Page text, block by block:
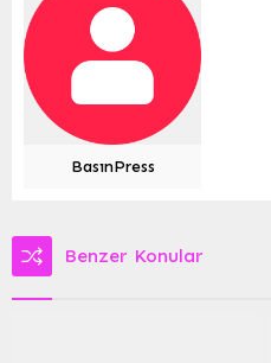
BasınPress
Benzer Konular